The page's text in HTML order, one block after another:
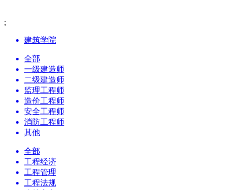
;
建筑学院
全部
一级建造师
二级建造师
监理工程师
造价工程师
安全工程师
消防工程师
其他
全部
工程经济
工程管理
工程法规